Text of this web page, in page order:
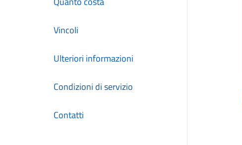
Vincoli
Ulteriori informazioni
Condizioni di servizio
Contatti